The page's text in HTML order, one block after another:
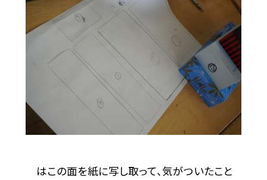
はこの面を紙に写し取って、気がついたこと